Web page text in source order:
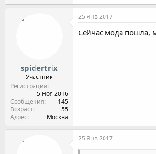
spidertrix
Участник
Регистрация
5 Ноя 2016
Сообщения
145
Возраст
55
Адрес
Москва
25 Янв 2017
Сейчас мода пошла,
25 Янв 2017